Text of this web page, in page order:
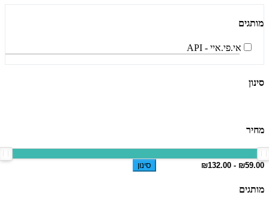
מותגים
אי.פי.איי - API
סינון
מחיר
סינון
מותגים